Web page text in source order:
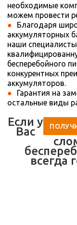
необходимые
можем провести
Благодаря
аккумуляторных
наши
бесперебойного
конкурентных
аккумуляторов.
Гарантия на
остальные виды
Если у
Вас
всегда